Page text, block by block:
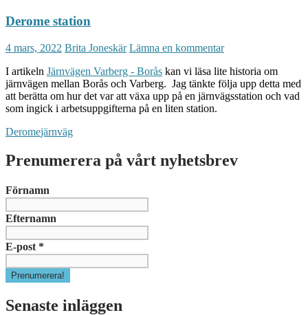
Derome station
4 mars, 2022 Brita Joneskär Lämna en kommentar
I artikeln Järnvägen Varberg - Borås kan vi läsa lite historia om
järnvägen mellan Borås och Varberg. Jag tänkte följa upp detta med
att berätta om hur det var att växa upp på en järnvägsstation och vad
som ingick i arbetsuppgifterna på en liten station.
Deromejärnväg
Prenumerera på vårt nyhetsbrev
Förnamn
Efternamn
E-post *
Senaste inläggen